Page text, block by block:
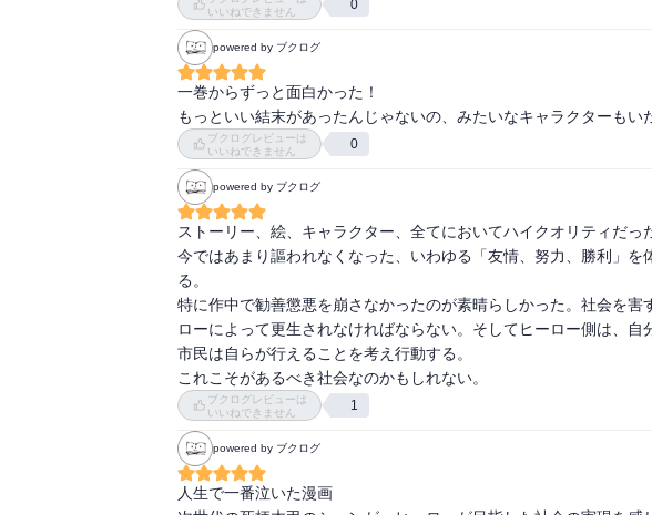
おもしろいけど、ここまで人気になるほどかな？
という印象。
40代になると感じ方が違うのかな。
確かに最近のジャンプマンガの中では上位だと思うけど。
おもしろかったけど、読み返したいほどではなかった。
中盤あたりまでは良かったけど、後半で異様に成長するし、最終戦
そんな複雑にしなくても良かったんじゃないかな。
あとしょっちゅうAFOとOFAがどっちがどっちか一瞬迷う、笑
地味にストレス。
絵も凄いような見にくいような。
鬼滅と同じでアニメだと良さそうだけど。
総力戦もなんか活かしきれてない感じがするんだよね。NARUTO
ど、ヒロアカのはもう一捻り欲しい。
あまり連携せずにお茶子がトガヒミコに勝っちゃったり。なんかな
ヒーローというメッセージもあまり響かなかった。なんか入り込め
いい話なんだけどね、歳を重ねて、いろいろもっといい話を経験し
ぁ。
個人的には、もっとジョジョとかNARUTOみたいに、弱い個性な
いいねできません
0
powered by ブクログ
一巻からずっと面白かった！
もっといい結末があったんじゃないの、みたいなキャラクターも
ブクログレビューは
いいねできません
0
powered by ブクログ
ストーリー、絵、キャラクター、全てにおいてハイクオリティだっ
今ではあまり謳われなくなった、いわゆる「友情、努力、勝利」
る。
特に作中で勧善懲悪を崩さなかったのが素晴らしかった。社会を
ローによって更生されなければならない。そしてヒーロー側は、自
市民は自らが行えることを考え行動する。
これこそがあるべき社会なのかもしれない。
ブクログレビューは
いいねできません
1
powered by ブクログ
人生で一番泣いた漫画